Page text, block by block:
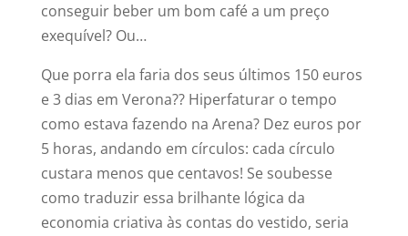
conseguir beber um bom café a um preço
exequível? Ou…
Que porra ela faria dos seus últimos 150 euros
e 3 dias em Verona?? Hiperfaturar o tempo
como estava fazendo na Arena? Dez euros por
5 horas, andando em círculos: cada círculo
custara menos que centavos! Se soubesse
como traduzir essa brilhante lógica da
economia criativa às contas do vestido, seria